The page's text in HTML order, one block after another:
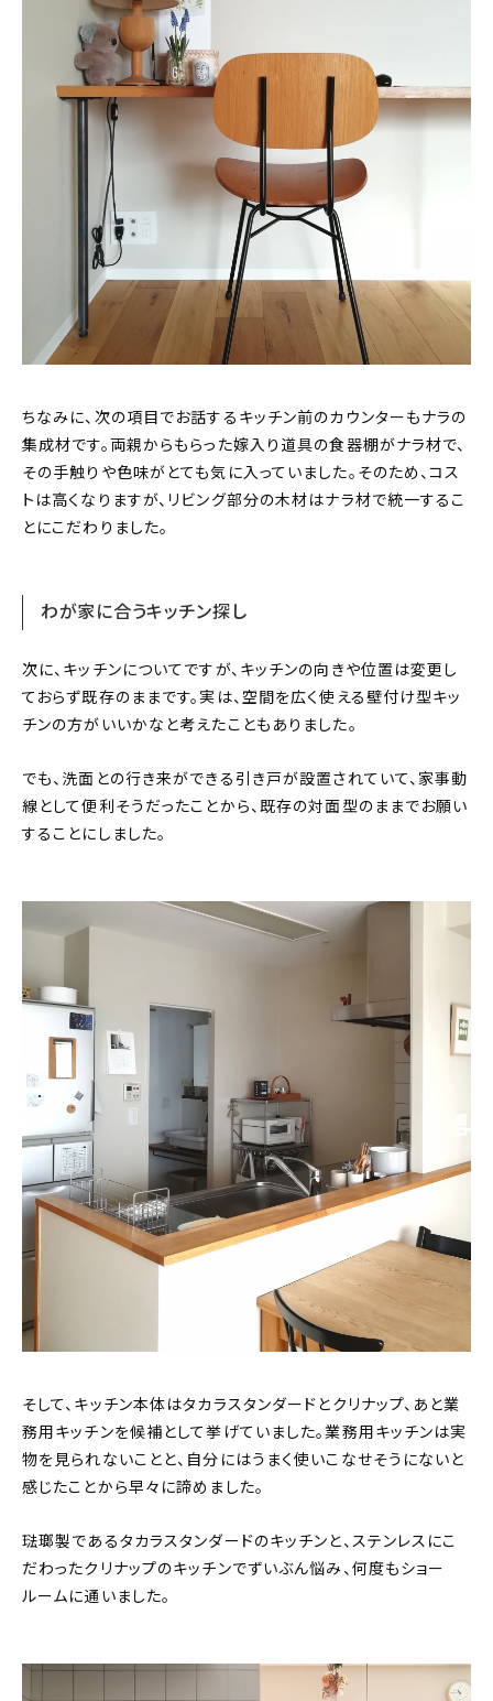
ちなみに、次の項目でお話するキッチン前のカウンターもナラの
集成材です。両親からもらった嫁入り道具の食器棚がナラ材で、
その手触りや色味がとても気に入っていました。そのため、コス
トは高くなりますが、リビング部分の木材はナラ材で統一するこ
とにこだわりました。
わが家に合うキッチン探し
次に、キッチンについてですが、キッチンの向きや位置は変更し
ておらず既存のままです。実は、空間を広く使える壁付け型キッ
チンの方がいいかなと考えたこともありました。
でも、洗面との行き来ができる引き戸が設置されていて、家事動
線として便利そうだったことから、既存の対面型のままでお願い
することにしました。
そして、キッチン本体はタカラスタンダードとクリナップ、あと業
務用キッチンを候補として挙げていました。業務用キッチンは実
物を見られないことと、自分にはうまく使いこなせそうにないと
感じたことから早々に諦めました。
琺瑯製であるタカラスタンダードのキッチンと、ステンレスにこ
だわったクリナップのキッチンでずいぶん悩み、何度もショー
ルームに通いました。